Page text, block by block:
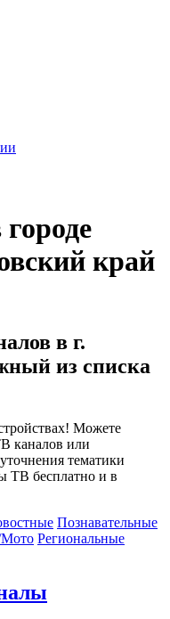
край
в г.
из списка
Можете
каналов или
тематики
ТВ бесплатно и в
Познавательные
Региональные